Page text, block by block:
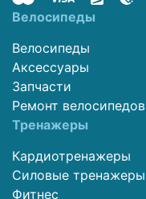
Велосипеды
Велосипеды
Аксессуары
Запчасти
Ремонт велосипедов
Тренажеры
Кардиотренажеры
Силовые тренажеры
Фитнес